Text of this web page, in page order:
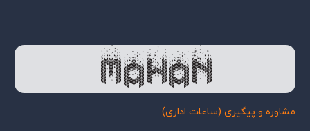
مشاوره و پیگیری (ساعات اداری)